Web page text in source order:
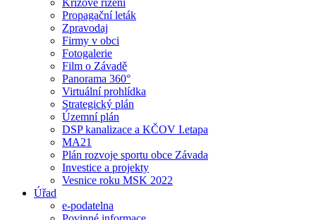
Krizové řízení
Propagační leták
Zpravodaj
Firmy v obci
Fotogalerie
Film o Závadě
Panorama 360°
Virtuální prohlídka
Strategický plán
Územní plán
DSP kanalizace a KČOV I.etapa
MA21
Plán rozvoje sportu obce Závada
Investice a projekty
Vesnice roku MSK 2022
Úřad
e-podatelna